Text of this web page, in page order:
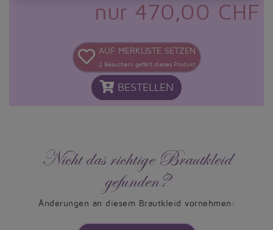
nur 470,00 CHF
AUF MERKLISTE SETZEN
2 Besuchern gefällt dieses Produkt
BESTELLEN
Nicht das richtige Brautkleid
gefunden?
Änderungen an diesem Brautkleid vornehmen: